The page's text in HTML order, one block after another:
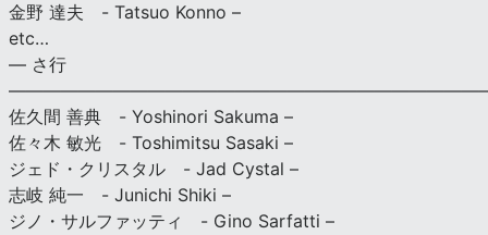
金野 達夫 - Tatsuo Konno –
etc…
— さ行
佐久間 善典 - Yoshinori Sakuma –
佐々木 敏光 - Toshimitsu Sasaki –
ジェド・クリスタル - Jad Cystal –
志岐 純一 - Junichi Shiki –
ジノ・サルファッティ - Gino Sarfatti –